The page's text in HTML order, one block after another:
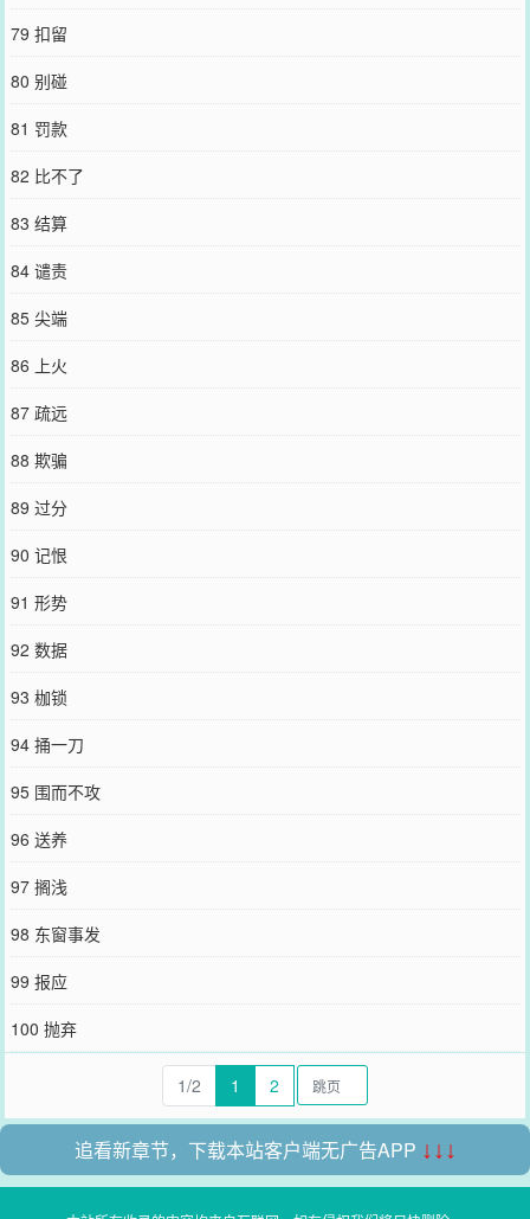
79 扣留
80 别碰
81 罚款
82 比不了
83 结算
84 谴责
85 尖端
86 上火
87 疏远
88 欺骗
89 过分
90 记恨
91 形势
92 数据
93 枷锁
94 捅一刀
95 围而不攻
96 送养
97 搁浅
98 东窗事发
99 报应
100 抛弃
1/2 1 2
追看新章节，下载本站客户端无广告APP ↓↓↓